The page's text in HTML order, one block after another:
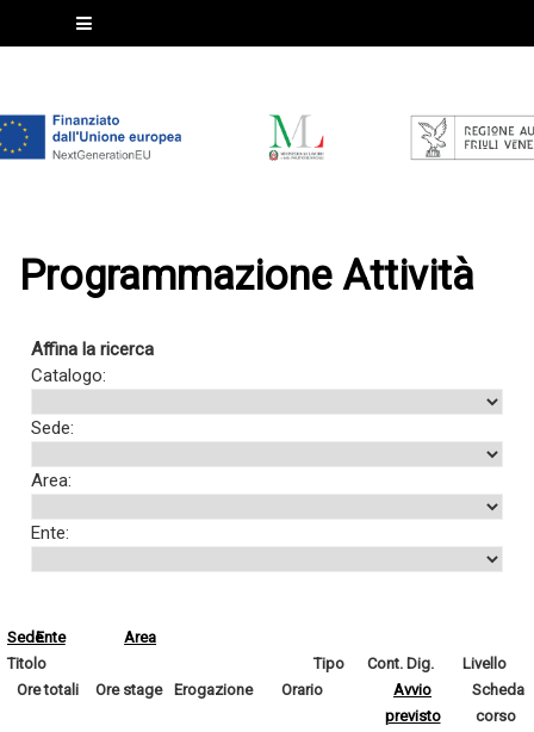
Programmazione Attività
Affina la ricerca
Catalogo:
Sede:
Area:
Ente:
SedeEnte
Area
Titolo
Tipo Cont. Dig.
Livello
Ore totali
Ore stage Erogazione Orario
Avvio
previsto
Scheda
corso